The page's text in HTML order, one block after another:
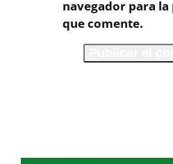
navegador para
que comente.